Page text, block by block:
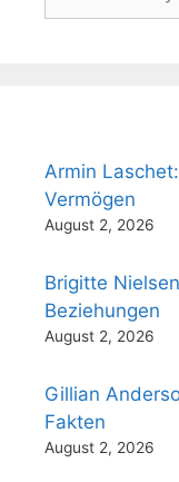
Armin
Vermögen
August 2, 2026
Brigitte
Beziehungen
August 2, 2026
Gillian
Fakten
August 2, 2026